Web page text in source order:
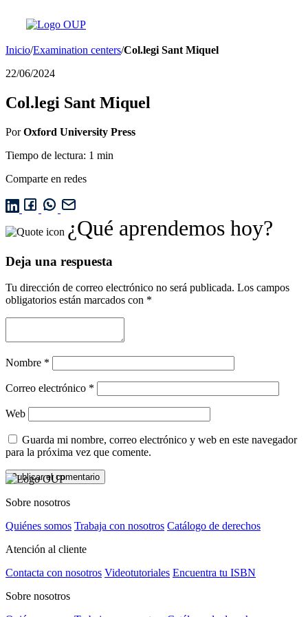
Inicio/Examination centers/Col.legi Sant Miquel
22/06/2024
Col.legi Sant Miquel
PorOxford University Press
Tiempo de lectura: 1 min
Comparte en redes
¿Qué aprendemos hoy?
Deja una respuesta
Tu dirección de correo electrónico no será publicada. Los campos
obligatorios están marcados con *
Nombre *
Correo electrónico *
Web
Guarda mi nombre, correo electrónico y web en este navegador
para la próxima vez que comente.
Sobre nosotros
Quiénes somos Trabaja con nosotros Catálogo de derechos
Atención al cliente
Contacta con nosotros Videotutoriales Encuentra tu ISBN
Sobre nosotros